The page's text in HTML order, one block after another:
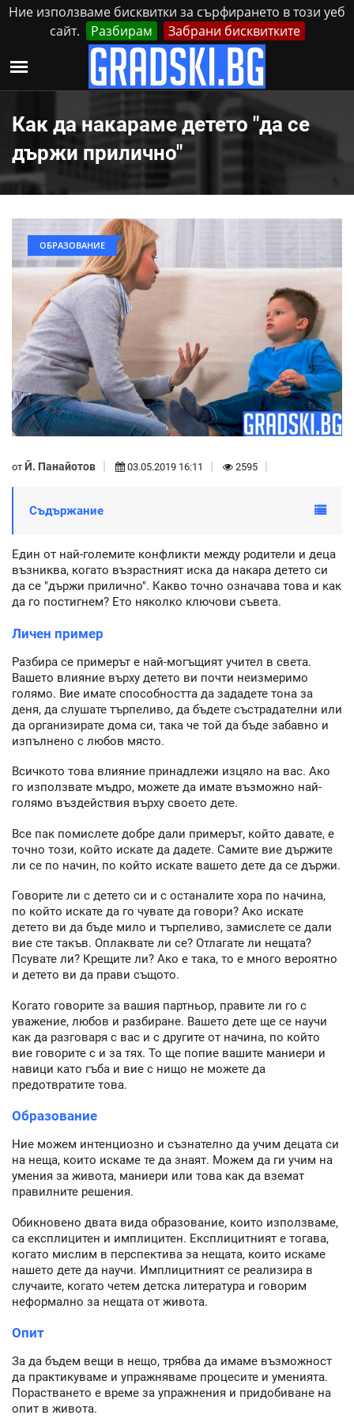
Ние използваме бисквитки за сърфирането в този уеб
сайт.
Разбирам Забрани бисквитките
Неделя, 9 Август, 2026 Реклама Контакти
Как да накараме детето "да се
държи прилично"
ОБРАЗОВАНИЕ
от Й. Панайотов 03.05.2019 16:11 2595
Съдържание
Един от най-големите конфликти между родители и деца
възниква, когато възрастният иска да накара детето си
да се "държи прилично". Какво точно означава това и как
да го постигнем? Ето няколко ключови съвета.
Личен пример
Разбира се примерът е най-могъщият учител в света.
Вашето влияние върху детето ви почти неизмеримо
голямо. Вие имате способността да зададете тона за
деня, да слушате търпеливо, да бъдете състрадателни или
да организирате дома си, така че той да бъде забавно и
изпълнено с любов място.
Всичкото това влияние принадлежи изцяло на вас. Ако
го използвате мъдро, можете да имате възможно най-
голямо въздействия върху своето дете.
Все пак помислете добре дали примерът, който давате, е
точно този, който искате да дадете. Самите вие държите
ли се по начин, по който искате вашето дете да се държи.
Говорите ли с детето си и с останалите хора по начина,
по който искате да го чувате да говори? Ако искате
детето ви да бъде мило и търпеливо, замислете се дали
вие сте такъв. Оплаквате ли се? Отлагате ли нещата?
Псувате ли? Крещите ли? Ако е така, то е много вероятно
и детето ви да прави същото.
Когато говорите за вашия партньор, правите ли го с
уважение, любов и разбиране. Вашето дете ще се научи
как да разговаря с вас и с другите от начина, по който
вие говорите с и за тях. То ще попие вашите маниери и
навици като гъба и вие с нищо не можете да
предотвратите това.
Образование
Ние можем интенциозно и съзнателно да учим децата си
на неща, които искаме те да знаят. Можем да ги учим на
умения за живота, маниери или това как да вземат
правилните решения.
Обикновено двата вида образование, които използваме,
са експлицитен и имплицитен. Експлицитният е тогава,
когато мислим в перспектива за нещата, които искаме
нашето дете да научи. Имплицитният се реализира в
случаите, когато четем детска литература и говорим
неформално за нещата от живота.
Опит
За да бъдем вещи в нещо, трябва да имаме възможност
да практикуваме и упражняваме процесите и уменията.
Порастването е време за упражнения и придобиване на
опит в живота.